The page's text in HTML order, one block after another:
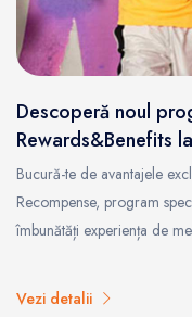
Descoperă noul
Rewards&Benefits
Bucură-te de avantajele
Recompense, program
îmbunătăți experiența de
Vezi detalii